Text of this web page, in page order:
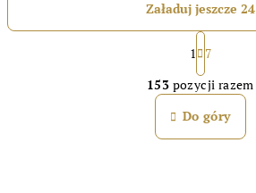
K
o
n
t
Załaduj jeszcze 24
P
a
g
i
a
c
1
7
153 pozycji razem
Do góry